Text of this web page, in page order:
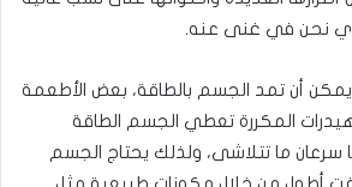
نحن في غنى عنه.
يمكن أن تمد الجسم بالطاقة، بعض الأطعمة
المكررة تعطي الجسم الطاقة
سرعان ما تتلاشى، ولذلك يحتاج الجسم